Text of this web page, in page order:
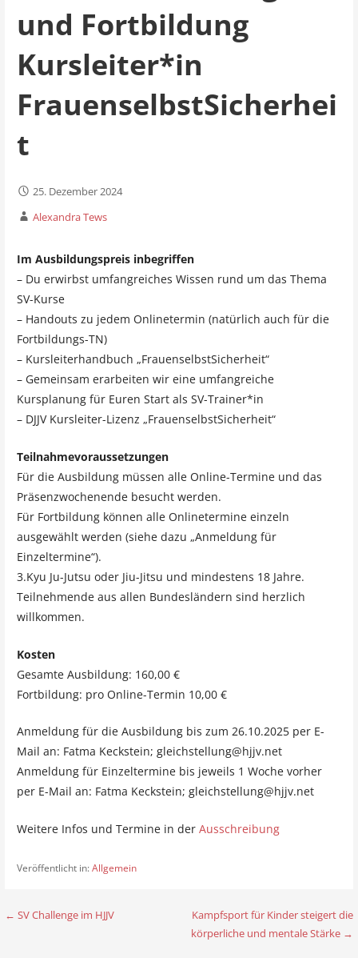
und Fortbildung
Kursleiter*in
FrauenselbstSicherhei
t
25. Dezember 2024
Alexandra Tews
Im Ausbildungspreis inbegriffen
– Du erwirbst umfangreiches Wissen rund um das Thema
SV-Kurse
– Handouts zu jedem Onlinetermin (natürlich auch für die
Fortbildungs-TN)
– Kursleiterhandbuch „FrauenselbstSicherheit“
– Gemeinsam erarbeiten wir eine umfangreiche
Kursplanung für Euren Start als SV-Trainer*in
– DJJV Kursleiter-Lizenz „FrauenselbstSicherheit“
Teilnahmevoraussetzungen
Für die Ausbildung müssen alle Online-Termine und das
Präsenzwochenende besucht werden.
Für Fortbildung können alle Onlinetermine einzeln
ausgewählt werden (siehe dazu „Anmeldung für
Einzeltermine“).
3.Kyu Ju-Jutsu oder Jiu-Jitsu und mindestens 18 Jahre.
Teilnehmende aus allen Bundesländern sind herzlich
willkommen.
Kosten
Gesamte Ausbildung: 160,00 €
Fortbildung: pro Online-Termin 10,00 €
Anmeldung für die Ausbildung bis zum 26.10.2025 per E-
Mail an: Fatma Keckstein; gleichstellung@hjjv.net
Anmeldung für Einzeltermine bis jeweils 1 Woche vorher
per E-Mail an: Fatma Keckstein; gleichstellung@hjjv.net
Weitere Infos und Termine in derAusschreibung
Veröffentlicht in:Allgemein
B
← SV Challenge im HJJV
Kampfsport für Kinder steigert die
körperliche und mentale Stärke →